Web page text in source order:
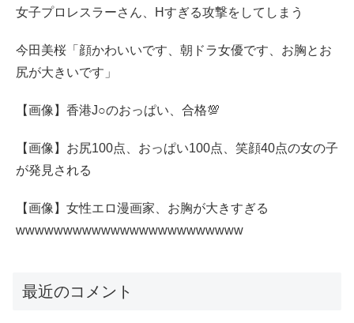
女子プロレスラーさん、Hすぎる攻撃をしてしまう
今田美桜「顔かわいいです、朝ドラ女優です、お胸とお
尻が大きいです」
【画像】香港J○のおっぱい、合格💯
【画像】お尻100点、おっぱい100点、笑顔40点の女の子
が発見される
【画像】女性エロ漫画家、お胸が大きすぎる
wwwwwwwwwwwwwwwwwwwwwwww
最近のコメント